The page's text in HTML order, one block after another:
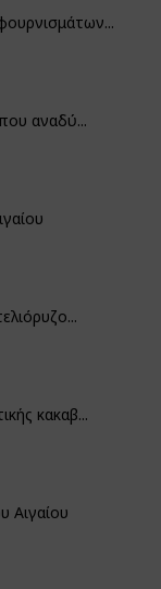
αναδύ...
κακαβ...
Αιγαίου